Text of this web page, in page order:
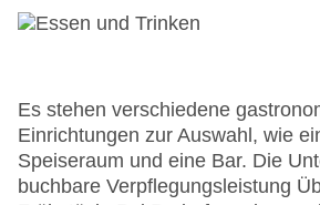
Gesamtanzahl der Zimmer: 527
Es stehen verschiedene
Einrichtungen zur Auswahl, wie
Speiseraum und eine Bar. Die
buchbare Verpflegungsleistung